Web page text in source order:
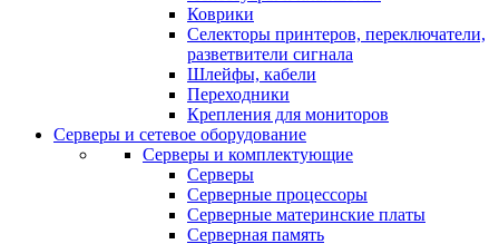
Коврики
Селекторы принтеров, переключатели,
разветвители сигнала
Шлейфы, кабели
Переходники
Крепления для мониторов
Серверы и сетевое оборудование
Серверы и комплектующие
Серверы
Серверные процессоры
Серверные материнские платы
Серверная память